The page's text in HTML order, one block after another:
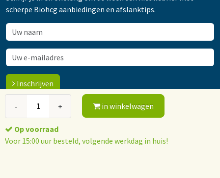
- + in winkelwagen
Op voorraad
Voor 15:00 uur besteld, volgende werkdag in huis!
scherpe Biohcg aanbiedingen en afslanktips.
Inschrijven
© 2015-2026 Orthokliniek Ootmarsum
Algemene voorwaarden
Privacy policy